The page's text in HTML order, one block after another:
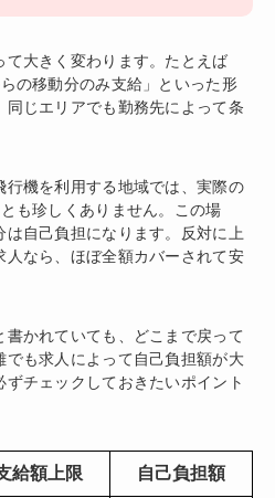
大きく変わります。たとえば
の移動分のみ支給」といった形
じエリアでも勤務先によって条
機を利用する地域では、実際の
も珍しくありません。この場
自己負担になります。反対に上
人なら、ほぼ全額カバーされて安
かれていても、どこまで戻って
でも求人によって自己負担額が大
チェックしておきたいポイント
給額上限 自己負担額